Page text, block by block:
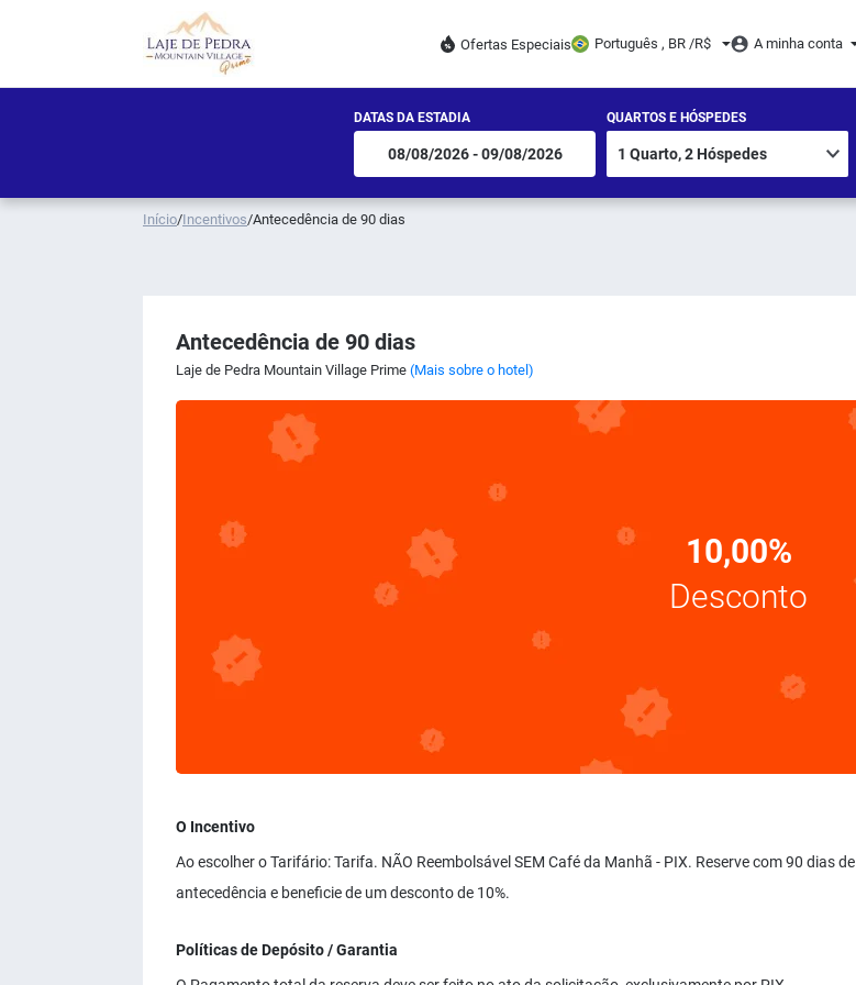
Ofertas Especiais Português , BR /R$ A minha conta
DATAS DA ESTADIA QUARTOS E HÓSPEDES
Início/Incentivos/Antecedência de 90 dias
Antecedência de 90 dias
Laje de Pedra Mountain Village Prime (Mais sobre o hotel)
10,00%
Desconto
O Incentivo
Ao escolher o Tarifário: Tarifa. NÃO Reembolsável SEM Café da Manhã - PIX. Reserve com 90 dias de
antecedência e beneficie de um desconto de 10%.
Políticas de Depósito / Garantia